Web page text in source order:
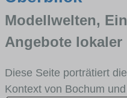
Modellwelten,
Angebote lokaler
Diese Seite porträtiert
Kontext von Bochum